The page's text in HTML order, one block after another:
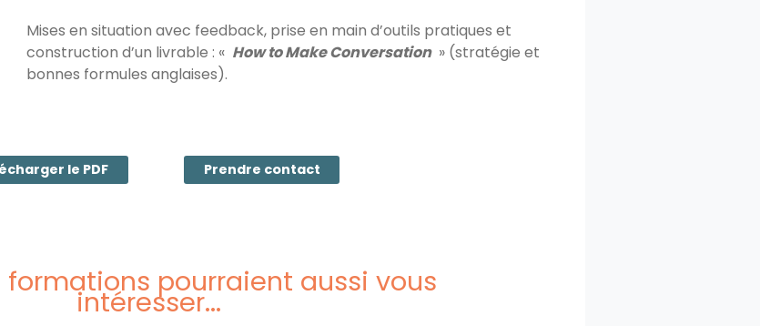
Mises en situation avec feedback, prise en main d’outils pratiques et
construction d’un livrable : « How to Make Conversation » (stratégie et
bonnes formules anglaises).
le PDF Prendre contact
formations pourraient aussi vous
intéresser...